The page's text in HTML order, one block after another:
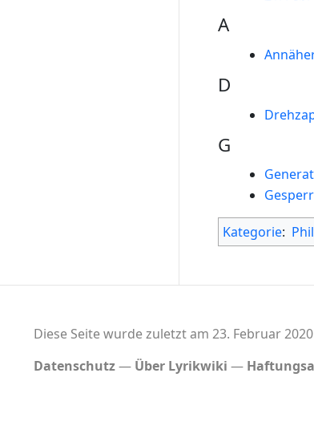
A
D
G
Kategorie:
Diese Seite wurde zuletzt am 23. Februar
Datenschutz
Über Lyrikwiki